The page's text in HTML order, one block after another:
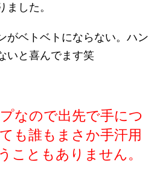
ました。
がベトベトにならない。ハン
いと喜んでます笑
なので出先で手につ
も誰もまさか手汗用
こともありません。